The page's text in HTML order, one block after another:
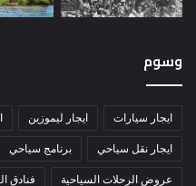
وسوم
ايجار سيارات ايجار ليموزين
ايجار نقل سياحي برنامج سياحي
عروض الرحلات السياحية فنادق